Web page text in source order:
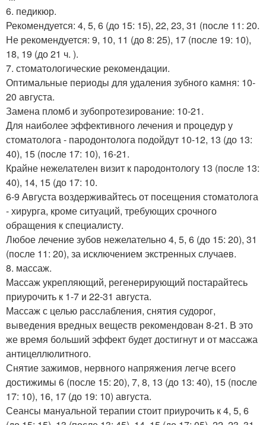
6. педикюр.
Рекомендуется: 4, 5, 6 (до 15: 15), 22, 23, 31 (после 11: 20.
Не рекомендуется: 9, 10, 11 (до 8: 25), 17 (после 19: 10),
18, 19 (до 21 ч. ).
7. стоматологические рекомендации.
Оптимальные периоды для удаления зубного камня: 10-
20 августа.
Замена пломб и зубопротезирование: 10-21.
Для наиболее эффективного лечения и процедур у
стоматолога - пародонтолога подойдут 10-12, 13 (до 13:
40), 15 (после 17: 10), 16-21.
Крайне нежелателен визит к пародонтологу 13 (после 13:
40), 14, 15 (до 17: 10.
6-9 Августа воздерживайтесь от посещения стоматолога
- хирурга, кроме ситуаций, требующих срочного
обращения к специалисту.
Любое лечение зубов нежелательно 4, 5, 6 (до 15: 20), 31
(после 11: 20), за исключением экстренных случаев.
8. массаж.
Массаж укрепляющий, регенерирующий постарайтесь
приурочить к 1-7 и 22-31 августа.
Массаж с целью расслабления, снятия судорог,
выведения вредных веществ рекомендован 8-21. В это
же время больший эффект будет достигнут и от массажа
антицеллюлитного.
Снятие зажимов, нервного напряжения легче всего
достижимы 6 (после 15: 20), 7, 8, 13 (до 13: 40), 15 (после
17: 10), 16, 17 (до 19: 10) августа.
Сеансы мануальной терапии стоит приурочить к 4, 5, 6